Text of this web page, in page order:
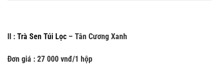
II : Trà Sen Túi Lọc – Tân Cương Xanh
Đơn giá : 27 000 vnđ/1 hộp